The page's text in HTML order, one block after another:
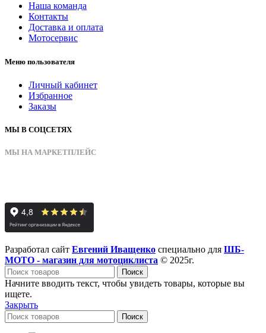
Наша команда
Контакты
Доставка и оплата
Мотосервис
Меню пользователя
Личный кабинет
Избранное
Заказы
МЫ В СОЦСЕТЯХ
МЫ НА МАРКЕТПЛЕЙС
Разработал сайт Евгений Иващенко специально для ШБ-
МОТО - магазин для мотоциклиста © 2025г.
Поиск
Начните вводить текст, чтобы увидеть товары, которые вы
ищете.
Закрыть
Поиск